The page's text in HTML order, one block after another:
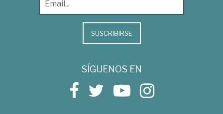
SUSCRIBIRSE
SÍGUENOS EN